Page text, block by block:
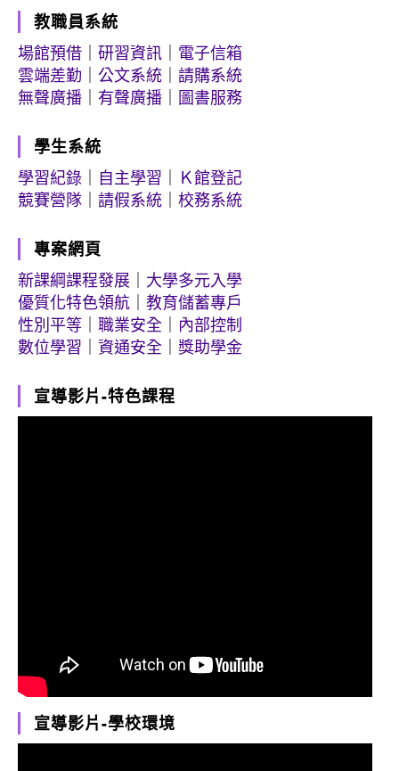
教職員系統
場館預借
研習資訊
電子信箱
雲端差勤
公文系統
請購系統
無聲廣播
有聲廣播 圖書服務
學生系統
學習紀錄
自主學習
Ｋ館登記
競賽營隊
請假系統 校務系統
專案網頁
新課綱課程發展
大學多元入學
優質化特色領航
教育儲蓄專戶
性別平等
職業安全
內部控制
數位學習
資通安全 獎助學金
宣導影片-特色課程
宣導影片-學校環境